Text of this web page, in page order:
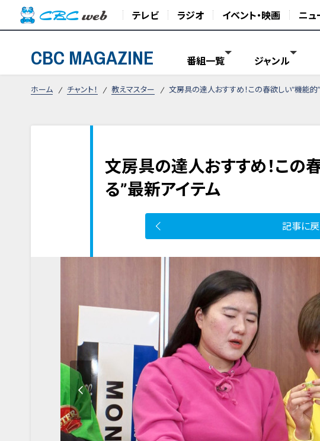
テレビ ラジオ イベント・映画 ニュ
CBC MAGAZINE 番組一覧 ジャンル
ホーム チャント！ 教えマスター 文房具の達人おすすめ！この春欲しい“機能的
文房具の達人おすすめ！この
る”最新アイテム
記事に